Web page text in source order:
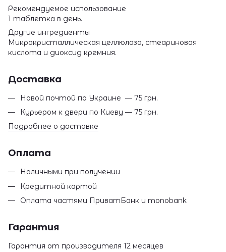
Рекомендуемое использование
1 таблетка в день.
Другие ингредиенты
Микрокристаллическая целлюлоза, стеариновая
кислота и диоксид кремния.
Доставка
Новой почтой по Украине — 75 грн.
Курьером к двери по Киеву — 75 грн.
Подробнее о доставке
Оплата
Наличными при получении
Кредитной картой
Оплата частями ПриватБанк и monobank
Гарантия
Гарантия от производителя 12 месяцев